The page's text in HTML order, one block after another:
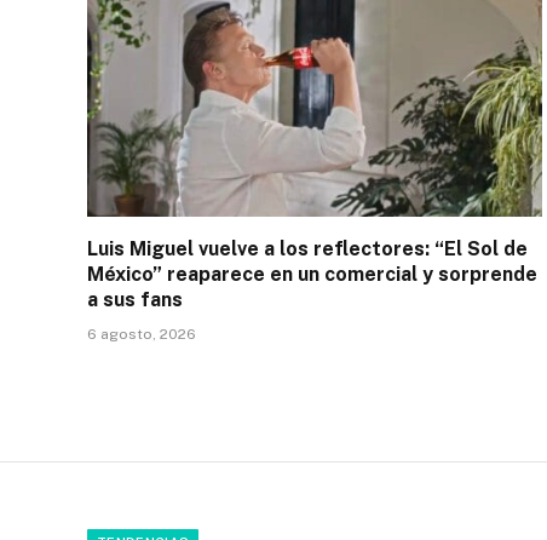
Luis Miguel vuelve a los reflectores: “El Sol de
México” reaparece en un comercial y sorprende
a sus fans
6 agosto, 2026